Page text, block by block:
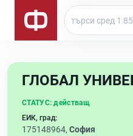
ГЛОБАЛ
СТАТУС: действащ
ЕИК, град:
175148964, София